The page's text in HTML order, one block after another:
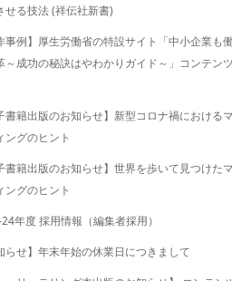
せる技法 (祥伝社新書)
事例】厚生労働省の特設サイト「中小企業も
～成功の秘訣はやわかりガイド～」コンテン
書籍出版のお知らせ】新型コロナ禍における
ングのヒント
書籍出版のお知らせ】世界を歩いて見つけた
ングのヒント
年度 採用情報（編集者採用）
らせ】年末年始の休業日につきまして